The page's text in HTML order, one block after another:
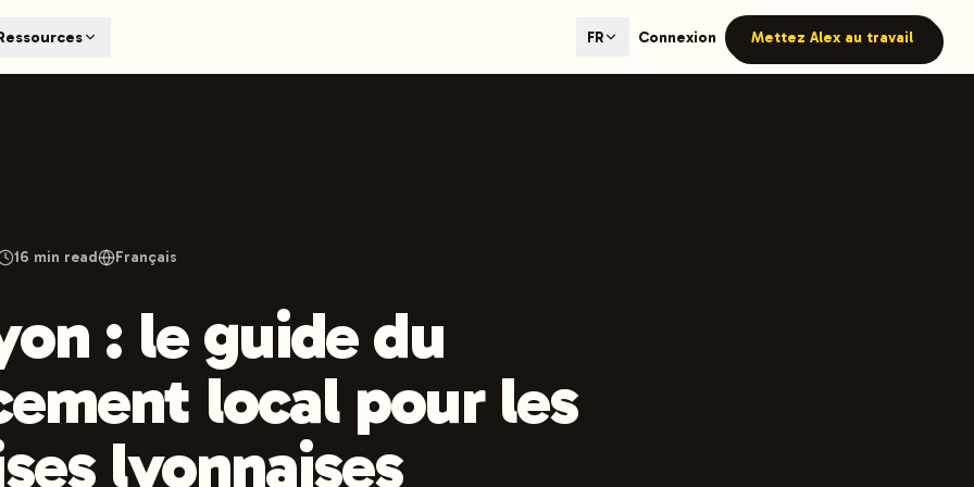
engines like ChatGPT, Claude, and Perplexity. Automated content generation with GEO optimization built-in.
hours.
FR Connexion Mettez Alex au travail
16 min read Français
: le guide du
local pour les
lyonnaises